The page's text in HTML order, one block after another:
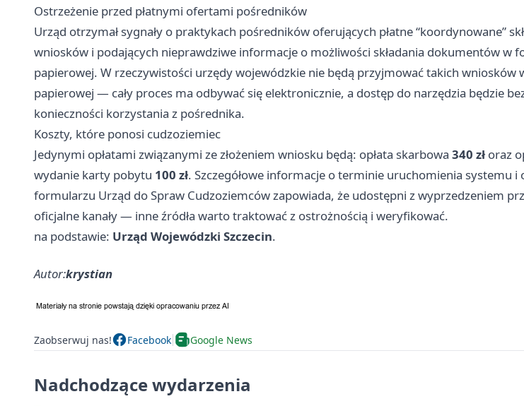
Ostrzeżenie przed płatnymi ofertami pośredników
Urząd otrzymał sygnały o praktykach pośredników oferujących płatne “koordynowane”
wniosków i podających nieprawdziwe informacje o możliwości składania dokumentów w
papierowej. W rzeczywistości urzędy wojewódzkie nie będą przyjmować takich wniosków
papierowej — cały proces ma odbywać się elektronicznie, a dostęp do narzędzia będzie
konieczności korzystania z pośrednika.
Koszty, które ponosi cudzoziemiec
Jedynymi opłatami związanymi ze złożeniem wniosku będą: opłata skarbowa 340 zł oraz
wydanie karty pobytu 100 zł. Szczegółowe informacje o terminie uruchomienia systemu i
formularzu Urząd do Spraw Cudzoziemców zapowiada, że udostępni z wyprzedzeniem
oficjalne kanały — inne źródła warto traktować z ostrożnością i weryfikować.
na podstawie: Urząd Wojewódzki Szczecin.
Autor:krystian
Zaobserwuj nas! Facebook Google News
Nadchodzące wydarzenia